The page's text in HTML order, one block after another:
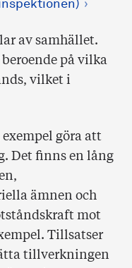
av samhället.
på vilka
vilket i
göra att
Det finns en lång
ämnen och
mot
Tillsatser
tillverkningen